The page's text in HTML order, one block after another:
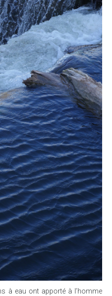
à eau ont apporté à l’homme